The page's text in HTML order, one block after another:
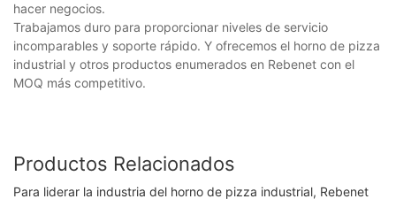
hacer negocios.
Trabajamos duro para proporcionar niveles de servicio
incomparables y soporte rápido. Y ofrecemos el horno de pizza
industrial y otros productos enumerados en Rebenet con el
MOQ más competitivo.
Productos Relacionados
Para liderar la industria del horno de pizza industrial, Rebenet